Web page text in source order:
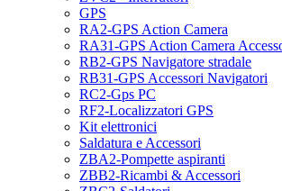
GPS
RA2-GPS Action Camera
RA31-GPS Action Camera
RB2-GPS Navigatore stradale
RB31-GPS Accessori Navigatori
RC2-Gps PC
RF2-Localizzatori GPS
Kit elettronici
Saldatura e Accessori
ZBA2-Pompette aspiranti
ZBB2-Ricambi & Accessori